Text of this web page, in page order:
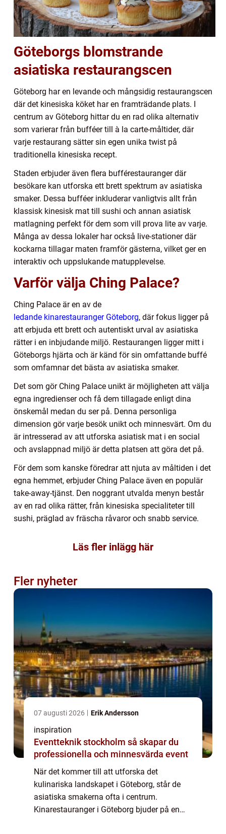
Göteborgs blomstrande
asiatiska restaurangscen
Göteborg har en levande och mångsidig restaurangscen
där det kinesiska köket har en framträdande plats. I
centrum av Göteborg hittar du en rad olika alternativ
som varierar från bufféer till à la carte-måltider, där
varje restaurang sätter sin egen unika twist på
traditionella kinesiska recept.
Staden erbjuder även flera bufférestauranger där
besökare kan utforska ett brett spektrum av asiatiska
smaker. Dessa bufféer inkluderar vanligtvis allt från
klassisk kinesisk mat till sushi och annan asiatisk
matlagning perfekt för dem som vill prova lite av varje.
Många av dessa lokaler har också live-stationer där
kockarna tillagar maten framför gästerna, vilket ger en
interaktiv och uppslukande matupplevelse.
Varför välja Ching Palace?
Ching Palace är en av de
ledande kinarestauranger Göteborg, där fokus ligger på
att erbjuda ett brett och autentiskt urval av asiatiska
rätter i en inbjudande miljö. Restaurangen ligger mitt i
Göteborgs hjärta och är känd för sin omfattande buffé
som omfamnar det bästa av asiatiska smaker.
Det som gör Ching Palace unikt är möjligheten att välja
egna ingredienser och få dem tillagade enligt dina
önskemål medan du ser på. Denna personliga
dimension gör varje besök unikt och minnesvärt. Om du
är intresserad av att utforska asiatisk mat i en social
och avslappnad miljö är detta platsen att göra det på.
För dem som kanske föredrar att njuta av måltiden i det
egna hemmet, erbjuder Ching Palace även en populär
take-away-tjänst. Den noggrant utvalda menyn består
av en rad olika rätter, från kinesiska specialiteter till
sushi, präglad av fräscha råvaror och snabb service.
Läs fler inlägg här
Fler nyheter
07 augusti 2026 Erik Andersson
inspiration
Eventteknik stockholm så skapar du
professionella och minnesvärda event
När det kommer till att utforska det
kulinariska landskapet i Göteborg, står de
asiatiska smakerna ofta i centrum.
Kinarestauranger i Göteborg bjuder på en